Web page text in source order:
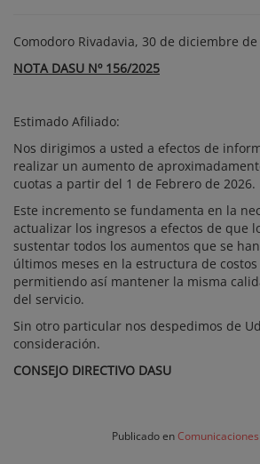
Comodoro Rivadavia, 30 de diciembre de
NOTA DASU Nº 156/2025
Estimado Afiliado:
Nos dirigimos a usted a efectos de
realizar un aumento de
cuotas a partir del 1 de Febrero de 2026.
Este incremento se fundamenta en la
actualizar los ingresos a efectos de que
sustentar todos los aumentos que se
últimos meses en la estructura de costos
permitiendo así mantener la misma
del servicio.
Sin otro particular nos despedimos de
consideración.
CONSEJO DIRECTIVO DASU
Publicado en